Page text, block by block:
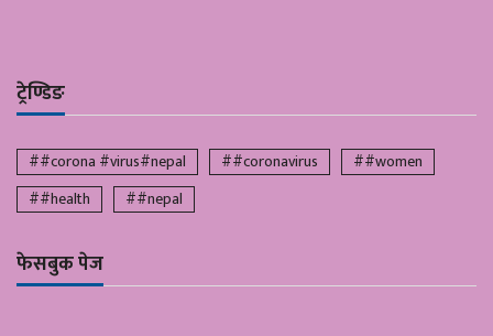
ट्रेण्डिङ
##corona #virus#nepal ##coronavirus
##women
##health
##nepal
फेसबुक पेज